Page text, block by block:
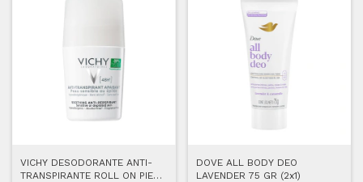
VICHY DESODORANTE ANTI-
TRANSPIRANTE ROLL ON PIEL
DOVE ALL BODY DEO
LAVENDER 75 GR (2x1)